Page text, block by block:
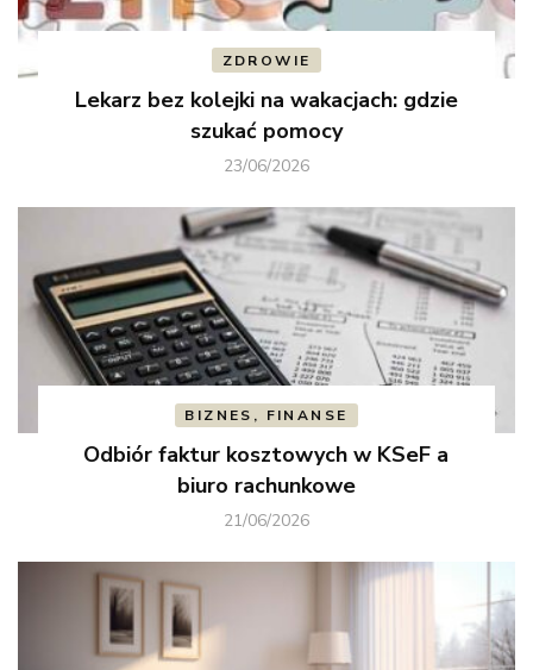
ZDROWIE
Lekarz bez kolejki na wakacjach: gdzie
szukać pomocy
23/06/2026
BIZNES, FINANSE
Odbiór faktur kosztowych w KSeF a
biuro rachunkowe
21/06/2026